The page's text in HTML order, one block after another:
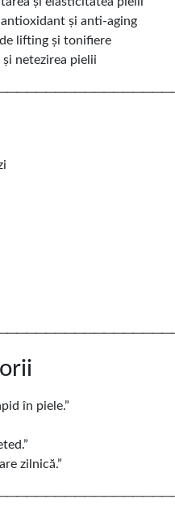
și anti-aging
lifting și tonifiere
netezirea pielii
în piele.”
zilnică.”